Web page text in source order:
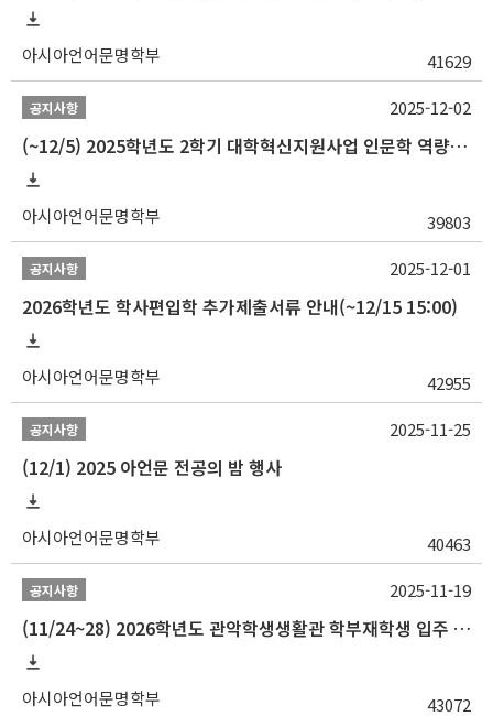
아시아언어문명학부 41629
공지사항
(~12/5) 2025학년도 2학기 대학혁신지원사업 인문학 역량강화 국제학술대회 참가 경비 지원 안내(2차)
아시아언어문명학부 39803
2025-12-02
공지사항
2026학년도 학사편입학 추가제출서류 안내(~12/15 15:00)
아시아언어문명학부 42955
2025-12-01
공지사항
(12/1) 2025 아언문 전공의 밤 행사
아시아언어문명학부 40463
2025-11-25
공지사항
(11/24~28) 2026학년도 관악학생생활관 학부재학생 입주 신청 일정 안내
아시아언어문명학부 43072
2025-11-19